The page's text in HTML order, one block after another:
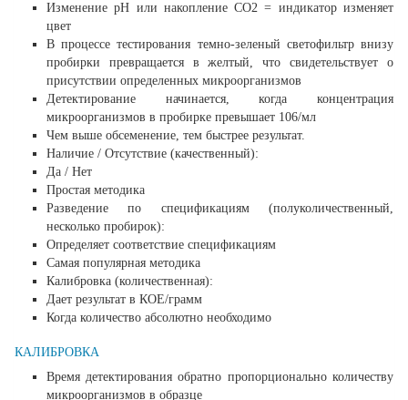
Изменение рН или накопление CO2 = индикатор изменяет
цвет
В процессе тестирования темно-зеленый светофильтр внизу
пробирки превращается в желтый, что свидетельствует о
присутствии определенных микроорганизмов
Детектирование начинается, когда концентрация
микроорганизмов в пробирке превышает 106/мл
Чем выше обсеменение, тем быстрее результат.
Наличие / Отсутствие (качественный):
Да / Нет
Простая методика
Разведение по спецификациям (полуколичественный,
несколько пробирок):
Определяет соответствие спецификациям
Самая популярная методика
Калибровка (количественная):
Дает результат в КОЕ/грамм
Когда количество абсолютно необходимо
КАЛИБРОВКА
Время детектирования обратно пропорционально количеству
микроорганизмов в образце